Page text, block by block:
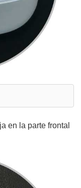
en la parte frontal